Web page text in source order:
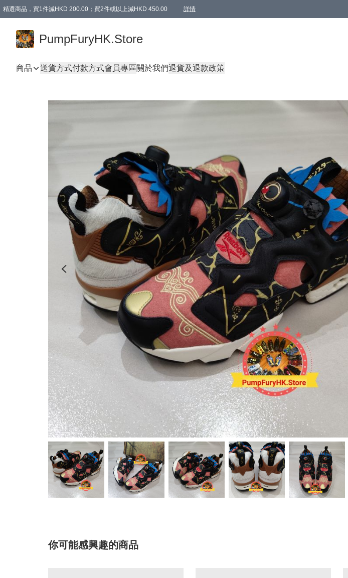
精選商品，買1件減HKD 200.00；買2件或以上減HKD 450.00 詳情
PumpFuryHK.Store
商品 送貨方式付款方式會員專區關於我們退貨及退款政策
你可能感興趣的商品